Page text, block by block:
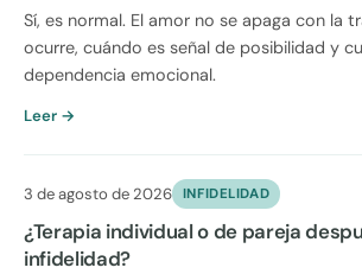
Sí, es normal. El amor no se apaga con la
ocurre, cuándo es señal de posibilidad y
dependencia emocional.
Leer →
3 de agosto de 2026 INFIDELIDAD
¿Terapia individual o de pareja
infidelidad?